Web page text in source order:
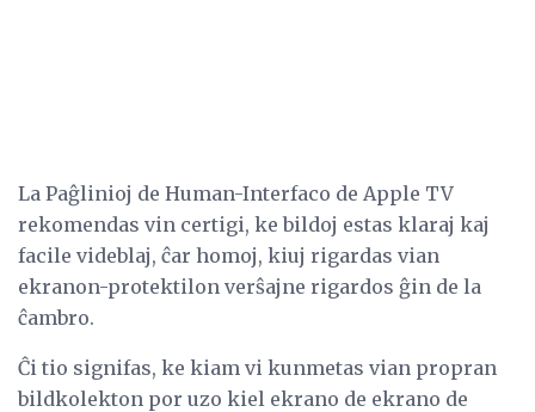
La Paĝlinioj de Human-Interfaco de Apple TV
rekomendas vin certigi, ke bildoj estas klaraj kaj
facile videblaj, ĉar homoj, kiuj rigardas vian
ekranon-protektilon verŝajne rigardos ĝin de la
ĉambro.
Ĉi tio signifas, ke kiam vi kunmetas vian propran
bildkolekton por uzo kiel ekrano de ekrano de